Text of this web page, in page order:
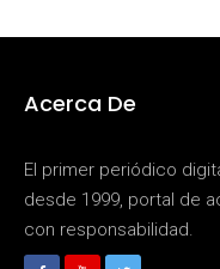
Acerca De
El primer periódico
desde 1999, portal de
con responsabilidad.